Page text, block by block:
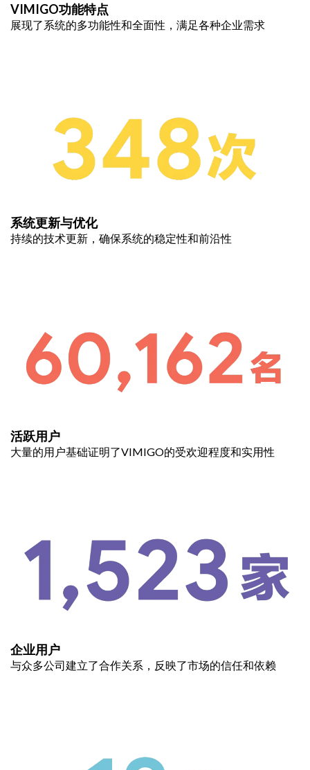
VIMIGO功能特点
展现了系统的多功能性和全面性，满足各种企业需求
系统更新与优化
持续的技术更新，确保系统的稳定性和前沿性
活跃用户
大量的用户基础证明了VIMIGO的受欢迎程度和实用性
企业用户
与众多公司建立了合作关系，反映了市场的信任和依赖